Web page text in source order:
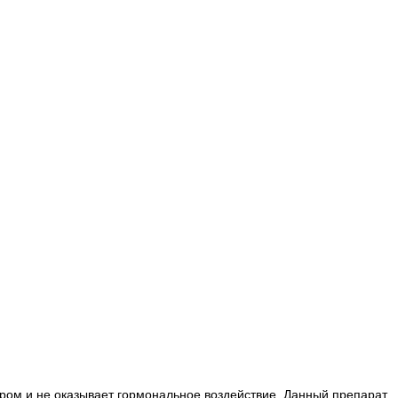
и не оказывает гормональное воздействие. Данный препарат